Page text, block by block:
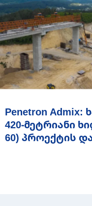
Penetron Admix:
420-მეტრიანი
60) პროექტის